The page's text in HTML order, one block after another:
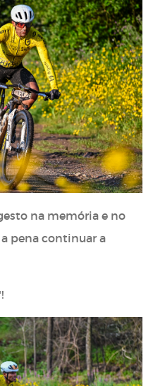
na memória e no
pena continuar a